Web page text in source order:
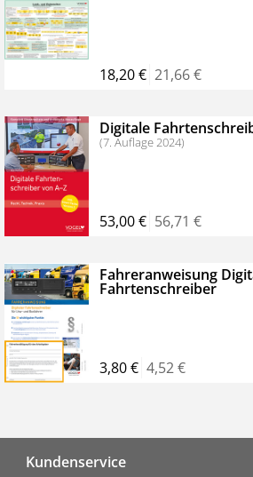
Bestellen Sie jetzt das
Kennenlern-Abo für zwei Monate
Monaten brauchen Sie nichts
Abonnement endet automatisch,
weiteren Verpflichtungen.
18,20 € 21,66 €
Digitale
(7. Auflage 2024)
53,00 € 56,71 €
Fahreranweisung
Fahrtenschreiber
3,80 € 4,52 €
Kundenservice